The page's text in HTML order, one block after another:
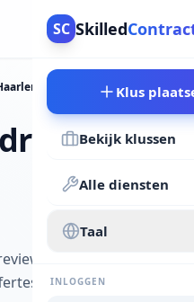
SC Skilled
Klus
Bekijk klussen
Alle diensten
Taal
INLOGGEN
en
aan